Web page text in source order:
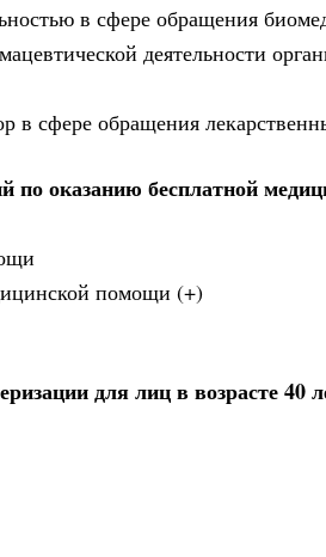
в сфере обращения
деятельности
в сфере обращения
по оказанию бесплатной
помощи (+)
для лиц в возрасте 40